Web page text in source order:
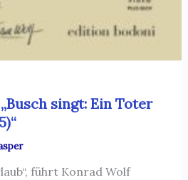
singt: Ein Toter
führt Konrad Wolf